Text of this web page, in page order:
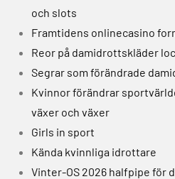
och slots
Framtidens onlinecasino
Reor på damidrottskläder
Segrar som förändrade
Kvinnor förändrar
växer och växer
Girls in sport
Kända kvinnliga idrottare
Vinter-OS 2026 halfpipe för